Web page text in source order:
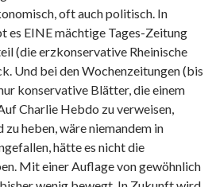
oft auch politisch. In
EINE mächtige Tages-Zeitung
(die erzkonservative Rheinische
Und bei den Wochenzeitungen (bis
konservative Blätter, die einem
Charlie Hebdo zu verweisen,
heben, wäre niemandem in
hätte es nicht die
Mit einer Auflage von gewöhnlich